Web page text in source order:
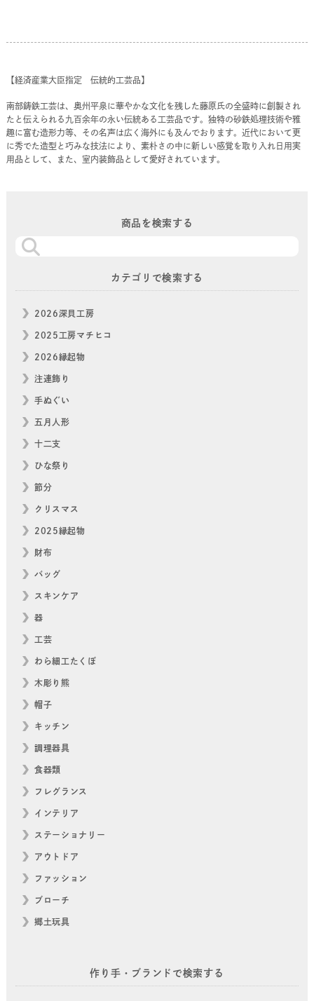
【経済産業大臣指定 伝統的工芸品】
南部鋳鉄工芸は、奥州平泉に華やかな文化を残した藤原氏の全盛時に創製され
たと伝えられる九百余年の永い伝統ある工芸品です。独特の砂鉄処理技術や雅
趣に富む造形力等、その名声は広く海外にも及んでおります。近代において更
に秀でた造型と巧みな技法により、素朴さの中に新しい感覚を取り入れ日用実
用品として、また、室内装飾品として愛好されています。
商品を検索する
カテゴリで検索する
2026深貝工房
2025工房マチヒコ
2026縁起物
注連飾り
手ぬぐい
五月人形
十二支
ひな祭り
節分
クリスマス
2025縁起物
財布
バッグ
スキンケア
器
工芸
わら細工たくぼ
木彫り熊
帽子
キッチン
調理器具
食器類
フレグランス
インテリア
ステーショナリー
アウトドア
ファッション
ブローチ
郷土玩具
作り手・ブランドで検索する